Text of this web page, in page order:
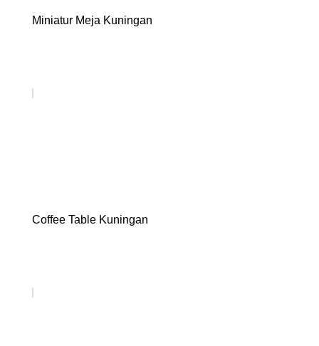
Miniatur Meja Kuningan
Coffee Table Kuningan